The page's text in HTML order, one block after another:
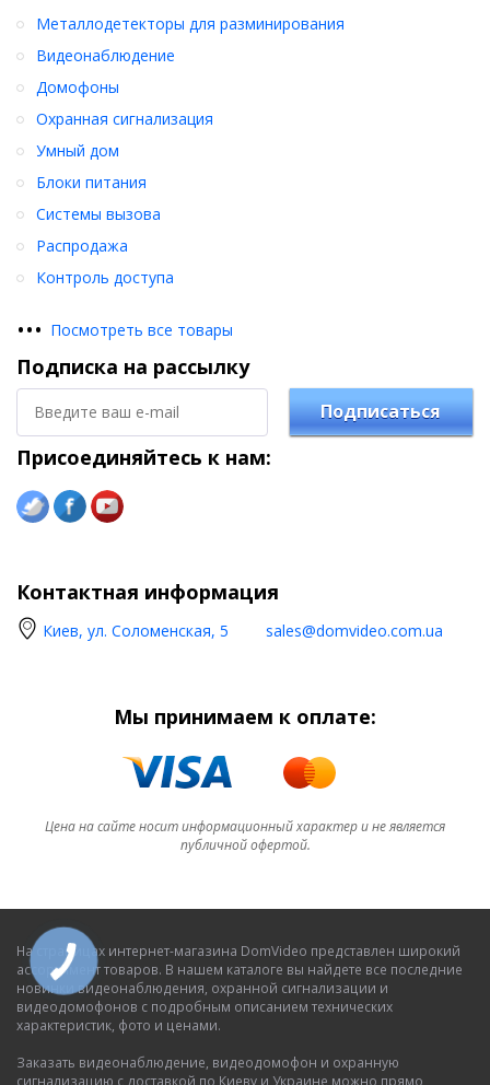
Металлодетекторы для разминирования
Видеонаблюдение
Домофоны
Охранная сигнализация
Умный дом
Блоки питания
Системы вызова
Распродажа
Контроль доступа
••• Посмотреть все товары
Подписка на рассылку
Подписаться
Присоединяйтесь к нам:
Контактная информация
Киев, ул. Соломенская, 5 sales@domvideo.com.ua
Мы принимаем к оплате:
Цена на сайте носит информационный характер и не является
публичной офертой.
На страницах интернет-магазина DomVideo представлен широкий
ассортимент товаров. В нашем каталоге вы найдете все последние
новинки видеонаблюдения, охранной сигнализации и
видеодомофонов с подробным описанием технических
характеристик, фото и ценами.
Заказать видеонаблюдение, видеодомофон и охранную
сигнализацию с доставкой по Киеву и Украине можно прямо